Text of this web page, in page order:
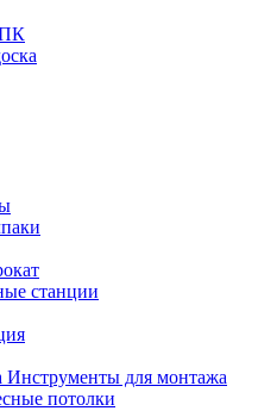
станции
Инструменты для монтажа
потолки